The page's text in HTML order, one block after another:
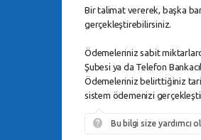
Bir talimat vererek, başka
gerçekleştirebilirsiniz.
Ödemeleriniz sabit
Şubesi ya da Telefon
Ödemeleriniz belirttiğiniz
sistem ödemenizi
Bu bilgi size yardımcı